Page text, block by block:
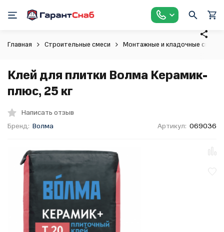
Главная Строительные смеси Монтажные и кладочные смеси
Клей для плитки Волма Керамик-
плюс, 25 кг
Написать отзыв
Бренд: Волма Артикул: 069036